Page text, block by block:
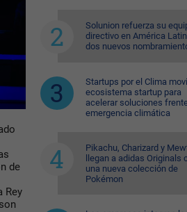
de
Rey
Solunion refuerza su
directivo en América
dos nuevos
Startups por el Clima
ecosistema startup para
acelerar soluciones
emergencia climática
Pikachu, Charizard y
llegan a adidas Originals
una nueva colección de
Pokémon